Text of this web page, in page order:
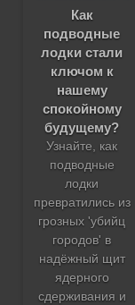
Как
подводные
лодки стали
ключом к
нашему
спокойному
будущему?
Узнайте, как
подводные
лодки
превратились из
грозных 'убийц
городов' в
надёжный щит
ядерного
сдерживания и